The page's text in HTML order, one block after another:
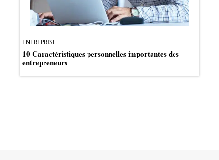
ENTREPRISE
10 Caractéristiques personnelles importantes des
entrepreneurs